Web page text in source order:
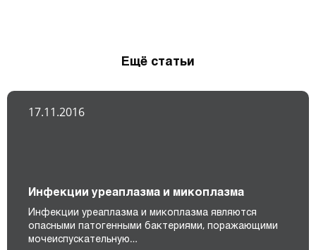
Ещё статьи
17.11.2016
Инфекции уреаплазма и микоплазма
Инфекции уреаплазма и микоплазма являются
опасными патогенными бактериями, поражающими
мочеиспускательную…